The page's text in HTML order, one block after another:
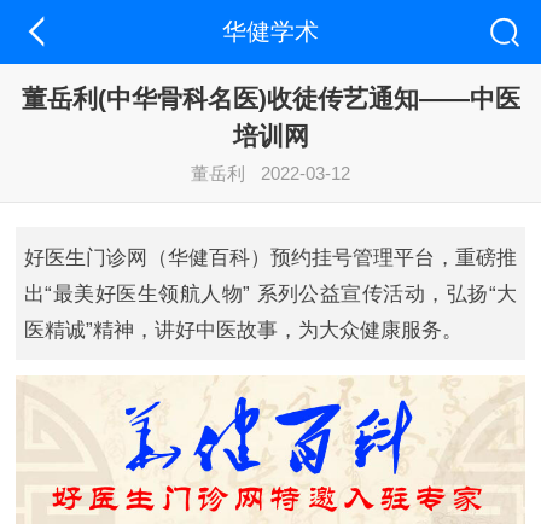
华健学术
董岳利(中华骨科名医)收徒传艺通知——中医
培训网
董岳利 2022-03-12
好医生门诊网（华健百科）预约挂号管理平台，重磅推
出“最美好医生领航人物” 系列公益宣传活动，弘扬“大
医精诚”精神，讲好中医故事，为大众健康服务。